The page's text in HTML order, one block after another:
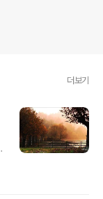
더보기